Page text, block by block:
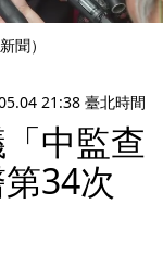
聞）
21:38 臺北時間
中監查
34次